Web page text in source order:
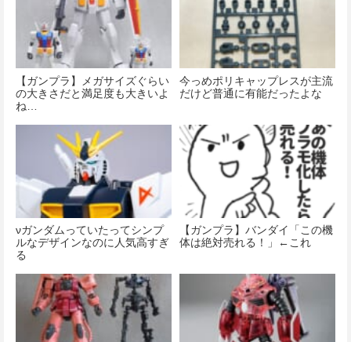
【ガンプラ】メガサイズぐらい
の大きさだと満足度も大きいよ
ね…
今っめポリキャップレスが主流
だけど普通に有能だったよな
νガンダムっていたってシンプ
ルなデザインなのに人気高すぎ
る
【ガンプラ】バンダイ「この機
体は絶対売れる！」←これ